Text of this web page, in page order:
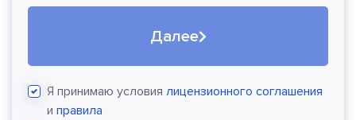
Далее
Я принимаю условия лицензионного соглашения
и правила